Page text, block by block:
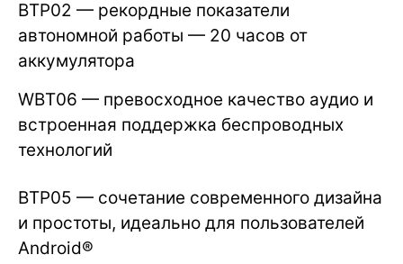
BTP02 — рекордные показатели
автономной работы — 20 часов от
аккумулятора
WBT06 — превосходное качество аудио и
встроенная поддержка беспроводных
технологий
BTP05 — сочетание современного дизайна
и простоты, идеально для пользователей
Android®